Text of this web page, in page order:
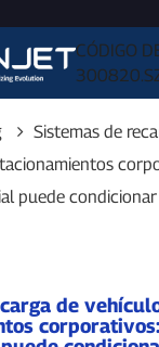
CÓDIGO
Sistemas de
puede
de